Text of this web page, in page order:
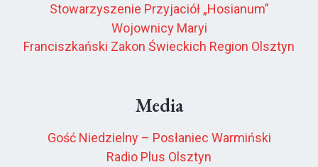
Stowarzyszenie Przyjaciół „Hosianum”
Wojownicy Maryi
Franciszkański Zakon Świeckich Region Olsztyn
Media
Gość Niedzielny – Posłaniec Warmiński
Radio Plus Olsztyn